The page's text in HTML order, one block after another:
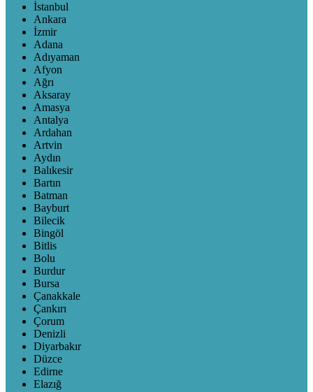
İstanbul
Ankara
İzmir
Adana
Adıyaman
Afyon
Ağrı
Aksaray
Amasya
Antalya
Ardahan
Artvin
Aydın
Balıkesir
Bartın
Batman
Bayburt
Bilecik
Bingöl
Bitlis
Bolu
Burdur
Bursa
Çanakkale
Çankırı
Çorum
Denizli
Diyarbakır
Düzce
Edirne
Elazığ